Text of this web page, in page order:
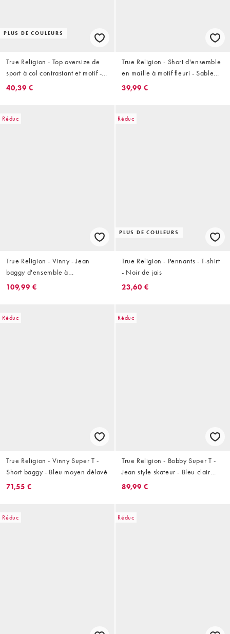
PLUS DE COULEURS
True Religion - Top oversize de
sport à col contrastant et motif -
Noir
40,39 €
True Religion - Short d'ensemble
en maille à motif fleuri - Sable
délavé
39,99 €
Réduc
True Religion - Vinny - Jean
baggy d'ensemble à
empiècements - Bleu moyen
109,99 €
Réduc
PLUS DE COULEURS
True Religion - Pennants - T-shirt
- Noir de jais
23,60 €
Réduc
True Religion - Vinny Super T -
Short baggy - Bleu moyen délavé
71,55 €
Réduc
True Religion - Bobby Super T -
Jean style skateur - Bleu clair
délavé
89,99 €
Réduc Réduc